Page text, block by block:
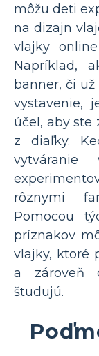
môžu deti
na dizajn
vlajky
Napríklad,
banner, či
vystavenie,
účel, aby ste
z diaľky.
rôznymi
Pomocou
príznakov
vlajky, ktoré
a zároveň
študujú.